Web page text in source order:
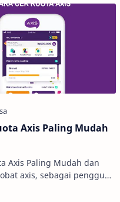
Axis Paling Mudah
Axis Paling Mudah dan
kehabisan …